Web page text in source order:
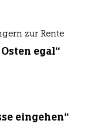
zur Rente
egal“
eingehen“